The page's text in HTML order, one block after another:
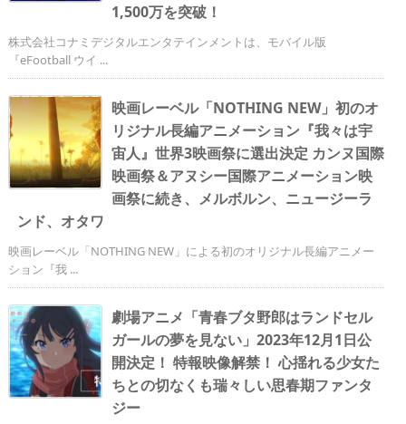
1,500万を突破！
株式会社コナミデジタルエンタテインメントは、モバイル版
『eFootball ウイ ...
映画レーベル「NOTHING NEW」初のオ
リジナル長編アニメーション『我々は宇
宙人』世界3映画祭に選出決定 カンヌ国際
映画祭＆アヌシー国際アニメーション映
画祭に続き、メルボルン、ニュージーラ
ンド、オタワ
映画レーベル「NOTHING NEW」による初のオリジナル長編アニメー
ション『我 ...
劇場アニメ「青春ブタ野郎はランドセル
ガールの夢を見ない」2023年12月1日公
開決定！ 特報映像解禁！ 心揺れる少女た
ちとの切なくも瑞々しい思春期ファンタ
ジー